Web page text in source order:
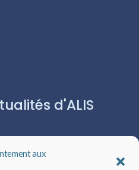
aux
d'ALIS